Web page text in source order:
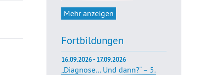
Mehr anzeigen
Fortbildungen
16.09.2026 - 17.09.2026
„Diagnose… Und dann?“ – 5.